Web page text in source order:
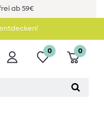
ab 59€
0 0